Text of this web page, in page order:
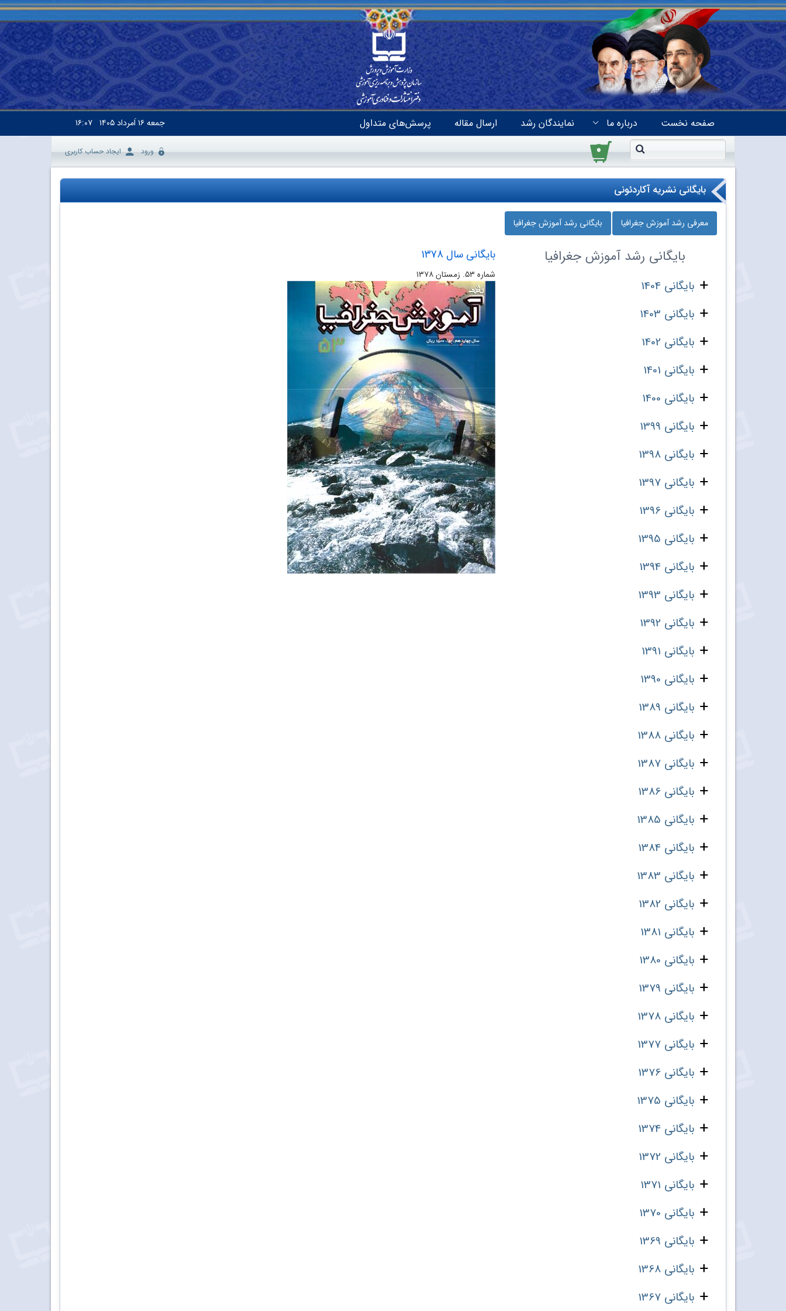
صفحه نخست درباره ما نمایندگان رشد ارسال مقاله پرسش‌های متداول جمعه۱۶ اَمرداد ۱۴۰۵ ۱۶:۰۷
۰ ورود ایجاد حساب کاربری
بایگانی نشریه آکاردئونی
معرفی رشد آموزش جغرافیا بایگانی رشد آموزش جغرافیا
بایگانی رشد آموزش جغرافیا
بایگانی 1404
بایگانی 1403
بایگانی 1402
بایگانی 1401
بایگانی 1400
بایگانی 1399
بایگانی 1398
بایگانی 1397
بایگانی 1396
بایگانی 1395
بایگانی 1394
بایگانی 1393
بایگانی 1392
بایگانی 1391
بایگانی 1390
بایگانی 1389
بایگانی 1388
بایگانی 1387
بایگانی 1386
بایگانی 1385
بایگانی 1384
بایگانی 1383
بایگانی 1382
بایگانی 1381
بایگانی 1380
بایگانی 1379
بایگانی 1378
بایگانی 1377
بایگانی 1376
بایگانی 1375
بایگانی 1374
بایگانی 1372
بایگانی 1371
بایگانی 1370
بایگانی 1369
بایگانی 1368
بایگانی 1367
بایگانی سال 1378
شماره ۵۳. زمستان ۱۳۷۸